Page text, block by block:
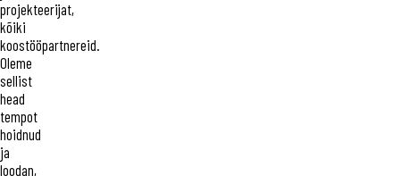
projekteerijat,
kõiki
koostööpartnereid.
Oleme
sellist
head
tempot
hoidnud
ja
loodan,